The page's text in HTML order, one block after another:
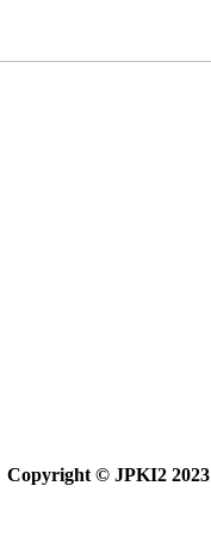
Copyright © JPKI2 2023